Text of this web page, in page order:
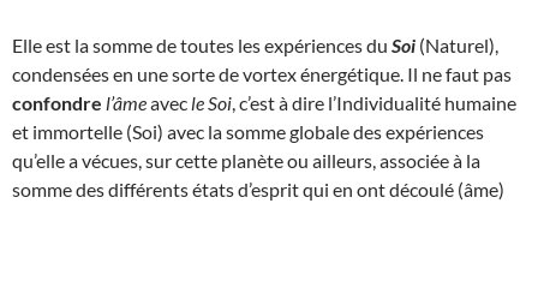
Elle est la somme de toutes les expériences du Soi (Naturel),
condensées en une sorte de vortex énergétique. Il ne faut pas
confondre l’âmeavec le Soi , c’est à dire l’Individualité humaine
et immortelle (Soi) avec la somme globale des expériences
qu’elle a vécues, sur cette planète ou ailleurs, associée à la
somme des différents états d’esprit qui en ont découlé (âme)